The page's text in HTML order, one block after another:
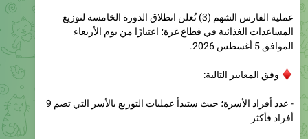
الموافق 5 أغسطس 2026.
وفق المعايير التالية:
- على أن تستكمل لاحقًا بشكل تدريجي لتشمل الأسر الأقل عددًا.